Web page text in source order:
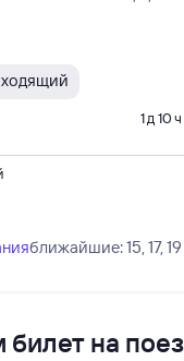
1 д 10
ближайшие: 15, 17,
на